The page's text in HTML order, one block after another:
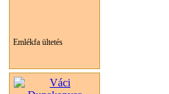
Emlékfa ültetés